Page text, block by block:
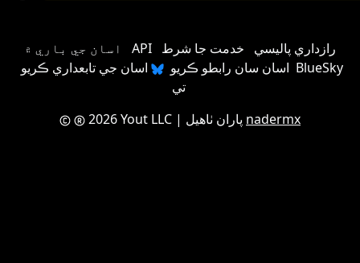
اسان جي باري ۾ API رازداري پاليسي
خدمت جا شرط
اسان سان رابطو ڪريو
اسان جي تابعداري ڪريو BlueSky
تي
2026 Yout LLC
nadermx